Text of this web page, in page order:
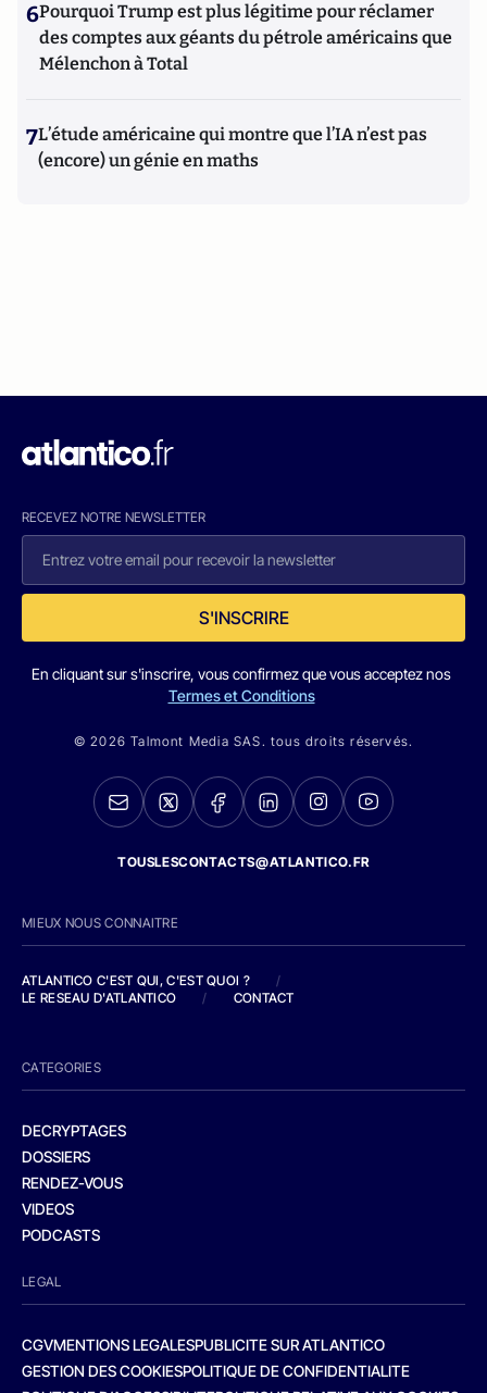
6Pourquoi Trump est plus légitime pour réclamer
des comptes aux géants du pétrole américains que
Mélenchon à Total
7L’étude américaine qui montre que l’IA n’est pas
(encore) un génie en maths
RECEVEZ NOTRE NEWSLETTER
S'INSCRIRE
En cliquant sur s'inscrire, vous confirmez que vous acceptez nos
Termes et Conditions
© 2026 Talmont Media SAS. tous droits réservés.
TOUSLESCONTACTS@ATLANTICO.FR
MIEUX NOUS CONNAITRE
ATLANTICO C'EST QUI, C'EST QUOI ?
/
LE RESEAU D'ATLANTICO
/ CONTACT
CATEGORIES
DECRYPTAGES
DOSSIERS
RENDEZ-VOUS
VIDEOS
PODCASTS
LEGAL
CGVMENTIONS LEGALESPUBLICITE SUR ATLANTICO
GESTION DES COOKIESPOLITIQUE DE CONFIDENTIALITE